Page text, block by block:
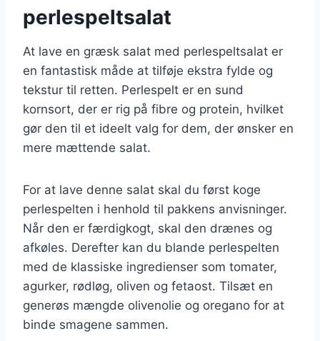
perlespeltsalat
At lave en græsk salat med perlespeltsalat er
en fantastisk måde at tilføje ekstra fylde og
tekstur til retten. Perlespelt er en sund
kornsort, der er rig på fibre og protein, hvilket
gør den til et ideelt valg for dem, der ønsker en
mere mættende salat.
For at lave denne salat skal du først koge
perlespelten i henhold til pakkens anvisninger.
Når den er færdigkogt, skal den drænes og
afkøles. Derefter kan du blande perlespelten
med de klassiske ingredienser som tomater,
agurker, rødløg, oliven og fetaost. Tilsæt en
generøs mængde olivenolie og oregano for at
binde smagene sammen.